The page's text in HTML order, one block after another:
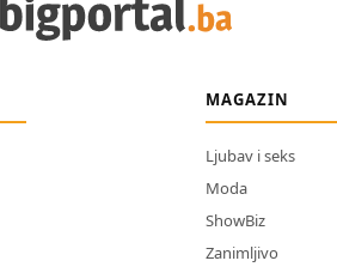
MAGAZIN
Ljubav i seks
Moda
ShowBiz
Zanimljivo